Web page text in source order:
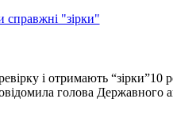
справжні "зірки"
і отримають “зірки”10
голова Державного